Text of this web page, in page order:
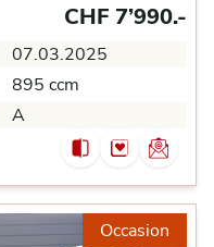
CHF 7’990.-
07.03.2025
895 ccm
A
Occasion